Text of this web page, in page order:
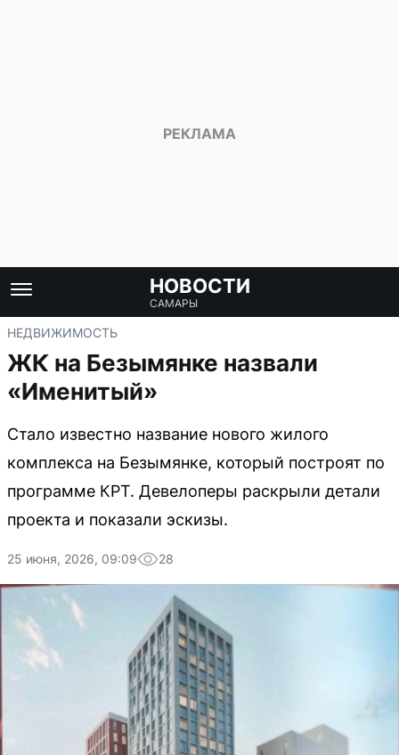
НОВОСТИ
САМАРЫ
НЕДВИЖИМОСТЬ
ЖК на Безымянке назвали
«Именитый»
Стало известно название нового жилого
комплекса на Безымянке, который построят по
программе КРТ. Девелоперы раскрыли детали
проекта и показали эскизы.
25 июня, 2026, 09:09 28